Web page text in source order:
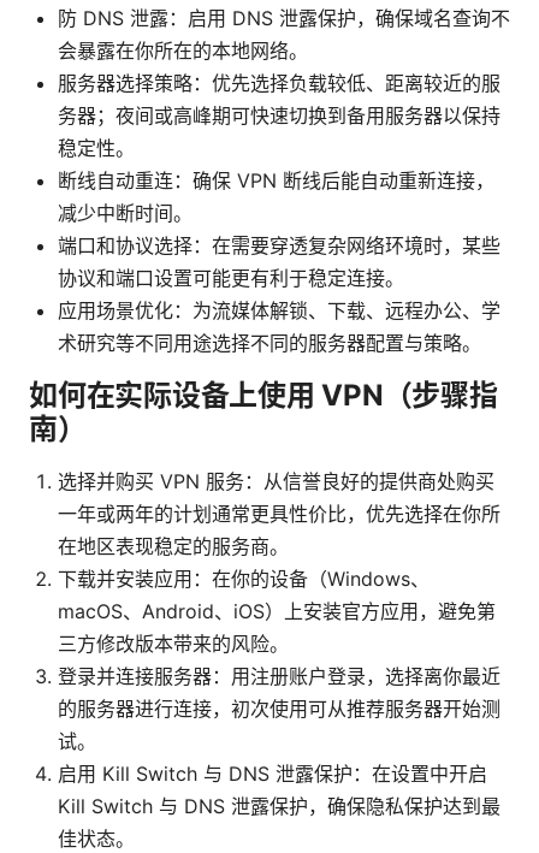
防 DNS 泄露：启用 DNS 泄露保护，确保域名查询不
会暴露在你所在的本地网络。
服务器选择策略：优先选择负载较低、距离较近的服
务器；夜间或高峰期可快速切换到备用服务器以保持
稳定性。
断线自动重连：确保 VPN 断线后能自动重新连接，
减少中断时间。
端口和协议选择：在需要穿透复杂网络环境时，某些
协议和端口设置可能更有利于稳定连接。
应用场景优化：为流媒体解锁、下载、远程办公、学
术研究等不同用途选择不同的服务器配置与策略。
如何在实际设备上使用 VPN（步骤指
南）
选择并购买 VPN 服务：从信誉良好的提供商处购买
一年或两年的计划通常更具性价比，优先选择在你所
在地区表现稳定的服务商。
下载并安装应用：在你的设备（Windows、
macOS、Android、iOS）上安装官方应用，避免第
三方修改版本带来的风险。
登录并连接服务器：用注册账户登录，选择离你最近
的服务器进行连接，初次使用可从推荐服务器开始测
试。
启用 Kill Switch 与 DNS 泄露保护：在设置中开启
Kill Switch 与 DNS 泄露保护，确保隐私保护达到最
佳状态。